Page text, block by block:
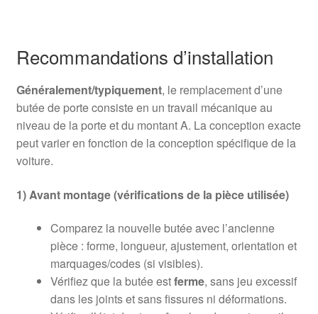
Recommandations d’installation
Généralement/typiquement, le remplacement d’une
butée de porte consiste en un travail mécanique au
niveau de la porte et du montant A. La conception exacte
peut varier en fonction de la conception spécifique de la
voiture.
1) Avant montage (vérifications de la pièce utilisée)
Comparez la nouvelle butée avec l’ancienne
pièce : forme, longueur, ajustement, orientation et
marquages/codes (si visibles).
Vérifiez que la butée estferme, sans jeu excessif
dans les joints et sans fissures ni déformations.